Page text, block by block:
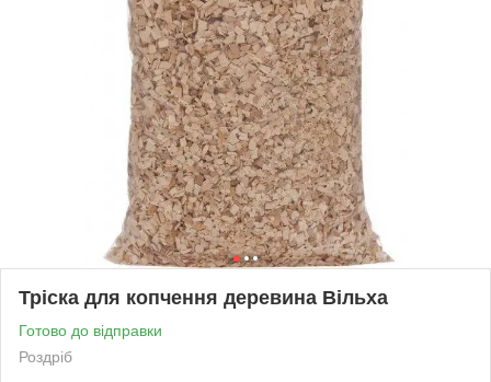
Тріска для копчення деревина Вільха
Готово до відправки
Роздріб